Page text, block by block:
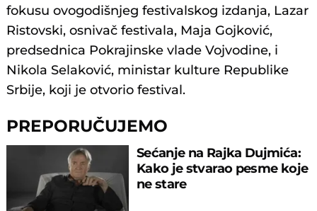
fokusu ovogodišnjeg festivalskog izdanja, Lazar
Ristovski, osnivač festivala, Maja Gojković,
predsednica Pokrajinske vlade Vojvodine, i
Nikola Selaković, ministar kulture Republike
Srbije, koji je otvorio festival.
PREPORUČUJEMO
Sećanje na Rajka Dujmića:
Kako je stvarao pesme koje
ne stare